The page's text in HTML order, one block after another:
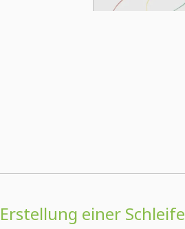
Erstellung einer Schleife